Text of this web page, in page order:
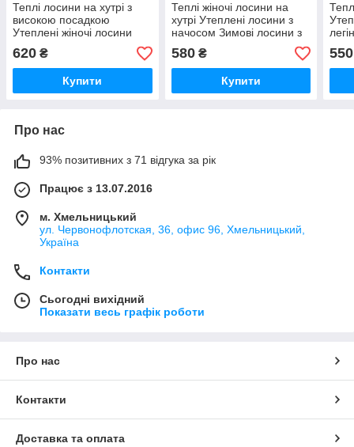
Теплі лосини на хутрі з
високою посадкою
Утеплені жіночі лосини
легінси під шкіру Шкіряні
лосини з начосом
620 ₴
Купити
Теплі жіночі лосини на
хутрі Утеплені лосини з
начосом Зимові лосини з
високою посадкою
580₴
Купити
550
Про нас
93% позитивних з 71 відгука за рік
Працює з 13.07.2016
м. Хмельницький
ул. Червонофлотская, 36, офис 96, Хмельницький,
Україна
Контакти
Сьогодні вихідний
Показати весь графік роботи
Про нас
Контакти
Доставка та оплата